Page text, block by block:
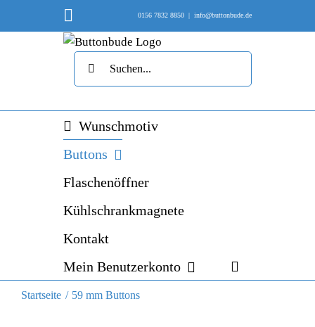
Instagram0156 7832 8850 | info@buttonbude.de
Wunschmotiv
Buttons
Flaschenöffner
Kühlschrankmagnete
Kontakt
Mein Benutzerkonto
Startseite 59 mm Buttons